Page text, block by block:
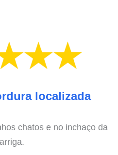
localizada
chatos e no inchaço da